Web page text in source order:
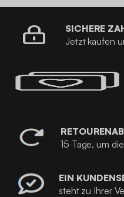
SICHERE
Jetzt kaufen
15 Tage, um
EIN
steht zu Ihrer